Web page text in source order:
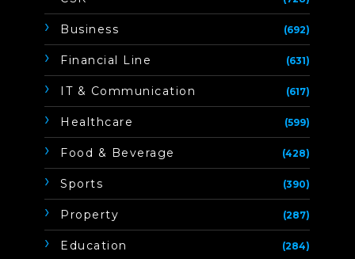
Business (692)
Financial Line (631)
IT & Communication (617)
Healthcare (599)
Food & Beverage (428)
Sports (390)
Property (287)
Education (284)